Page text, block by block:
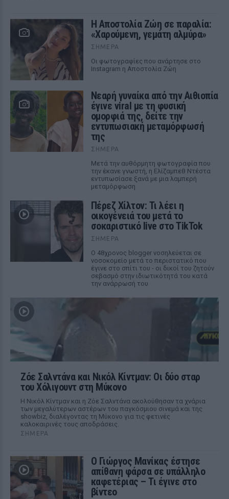
Η Αποστολία Ζώη σε παραλία:
«Χαρούμενη, γεμάτη αλμύρα»
ΣΉΜΕΡΑ
Οι φωτογραφίες που ανάρτησε στο
Instagram η Αποστολία Ζώη
Νεαρή γυναίκα από την Αιθιοπία
έγινε viral με τη φυσική
ομορφιά της, δείτε την
εντυπωσιακή μεταμόρφωσή
της
ΣΉΜΕΡΑ
Μετά την αυθόρμητη φωτογραφία που
την έκανε γνωστή, η Ελίζαμπεθ Ντέστα
εντυπωσίασε ξανά με μια λαμπερή
μεταμόρφωση
Πέρεζ Χίλτον: Τι λέει η
οικογένειά του μετά το
σοκαριστικό live στο TikTok
ΣΉΜΕΡΑ
Ο 48χρονος blogger νοσηλεύεται σε
νοσοκομείο μετά το περιστατικό που
έγινε στο σπίτι του - οι δικοί του ζητούν
σεβασμό στην ιδιωτικότητά του κατά
την ανάρρωσή του
Ζόε Σαλντάνα και Νικόλ Κίντμαν: Οι δύο σταρ
του Χόλιγουντ στη Μύκονο
Η Νικόλ Κίντμαν και η Ζόε Σαλντάνα ακολούθησαν τα χνάρια
των μεγαλύτερων αστέρων του παγκόσμιου σινεμά και της
showbiz, διαλέγοντας τη Μύκονο για τις φετινές
καλοκαιρινές τους αποδράσεις.
ΣΉΜΕΡΑ
Ο Γιώργος Μανίκας έστησε
απίθανη φάρσα σε υπάλληλο
καφετέριας – Τι έγινε στο
βίντεο